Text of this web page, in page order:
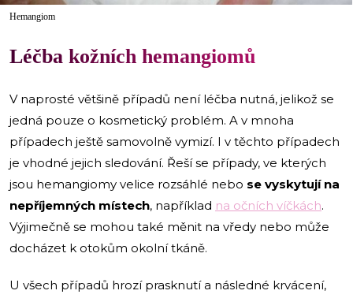
Hemangiom
Léčba kožních hemangiomů
V naprosté většině případů není léčba nutná, jelikož se
jedná pouze o kosmetický problém. A v mnoha
případech ještě samovolně vymizí. I v těchto případech
je vhodné jejich sledování. Řeší se případy, ve kterých
jsou hemangiomy velice rozsáhlé nebo se vyskytují na
nepříjemných místech, například na očních víčkách.
Výjimečně se mohou také měnit na vředy nebo může
docházet k otokům okolní tkáně.
U všech případů hrozí prasknutí a následné krvácení,